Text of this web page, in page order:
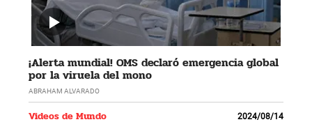
¡Alerta mundial! OMS declaró emergencia global
por la viruela del mono
ABRAHAM ALVARADO
Videos de Mundo 2024/08/14